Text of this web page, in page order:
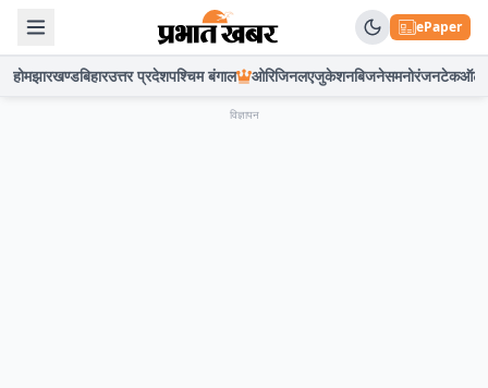
ePaper
होमझारखण्डबिहारउत्तर प्रदेशपश्चिम बंगाल ओरिजिनलएजुकेशनबिजनेसमनोरंजनटेकऑटो
विज्ञापन